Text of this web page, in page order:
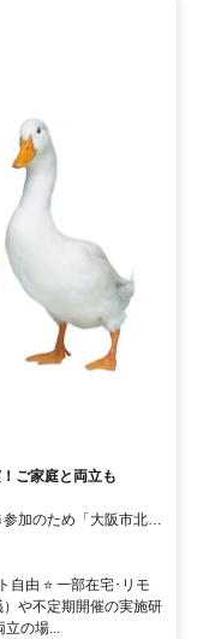
ご家庭と両立も
加のため「大阪市北
自由 ⭐ 一部在宅･リモ
や不定期開催の実施研
立の場...